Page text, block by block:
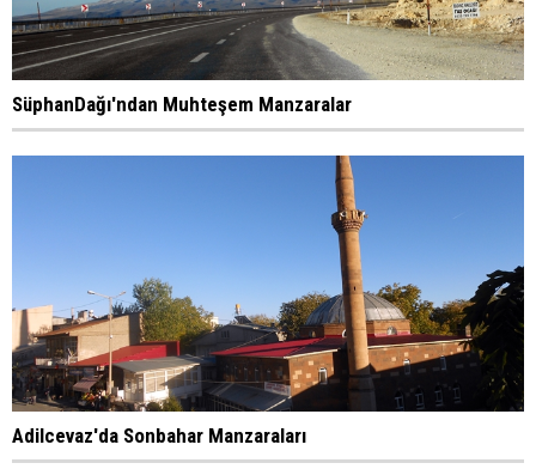
SüphanDağı'ndan Muhteşem Manzaralar
Adilcevaz'da Sonbahar Manzaraları